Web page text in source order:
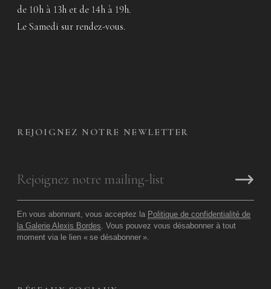
de 10h à 13h et de 14h à 19h.
Le Samedi sur rendez-vous.
REJOIGNEZ NOTRE NEWLETTER
En vous abonnant, vous acceptez la Politique de confidentialité de
la Galerie Alexis Bordes. Vous pouvez vous désabonner à tout
moment via le lien « se désabonner ».